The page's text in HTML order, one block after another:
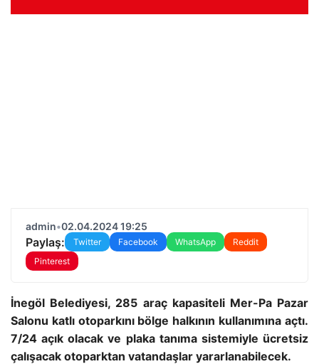
admin•02.04.2024 19:25
Paylaş: Twitter Facebook WhatsApp
Reddit
Pinterest
İnegöl Belediyesi, 285 araç kapasiteli Mer-Pa Pazar
Salonu katlı otoparkını bölge halkının kullanımına açtı.
7/24 açık olacak ve plaka tanıma sistemiyle ücretsiz
çalışacak otoparktan vatandaşlar yararlanabilecek.